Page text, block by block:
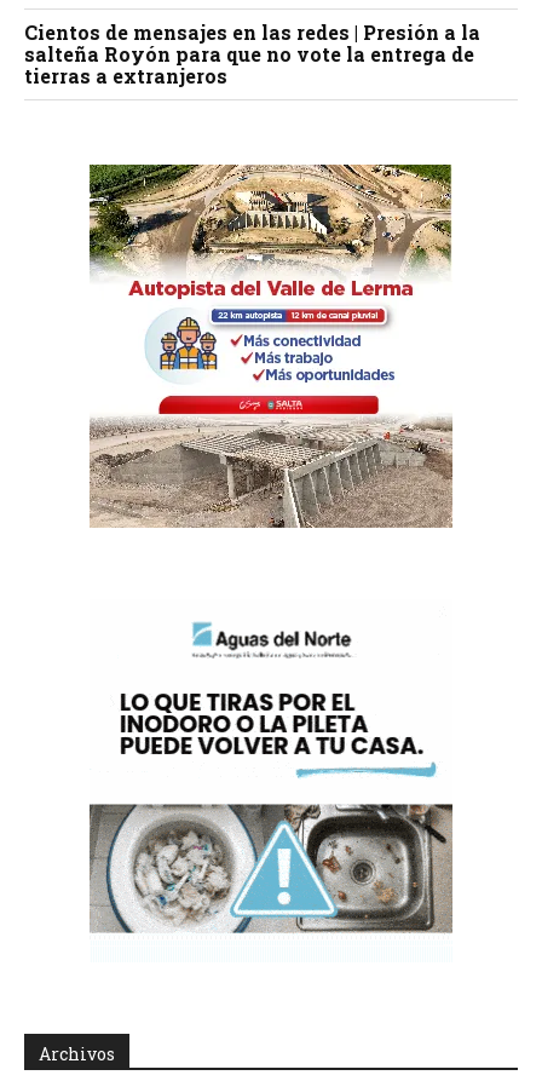
Cientos de mensajes en las redes | Presión a la
salteña Royón para que no vote la entrega de
tierras a extranjeros
Archivos